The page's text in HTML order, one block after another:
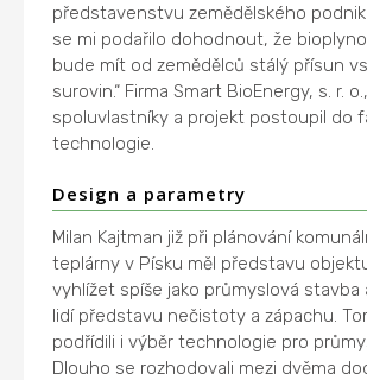
představenstvu zemědělského
se mi podařilo dohodnout, že
bude mít od zemědělců stálý přísun
surovin.“ Firma Smart BioEnergy, s. r.
spoluvlastníky a projekt postoupil do
technologie.
Design a parametry
Milan Kajtman již při plánování
teplárny v Písku měl představu
vyhlížet spíše jako průmyslová stavba
lidí představu nečistoty a zápachu.
podřídili i výběr technologie pro
Dlouho se rozhodovali mezi dvěma